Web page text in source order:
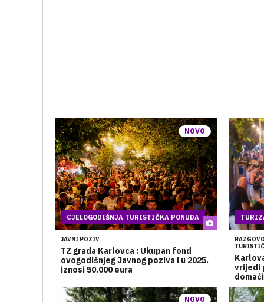
NOVO
CJELOGODIŠNJA TURISTIČKA PONUDA
JAVNI POZIV
TZ grada Karlovca : Ukupan fond
ovogodišnjeg Javnog poziva i u 2025.
iznosi 50.000 eura
vrijedi
NOVO